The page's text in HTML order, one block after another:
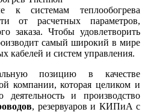
к системам теплообогрева
от расчетных параметров,
заказа. Чтобы удовлетворить
самый широкий в мире
кабелей и систем управления.
позицию в качестве
компании, которая целиком и
и производство
, резервуаров и КИПиА с